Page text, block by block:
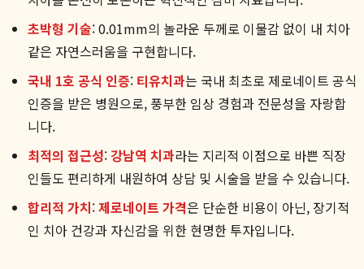
초박형 기술: 0.01mm의 놀라운 두께로 이물감 없이 내 치아
같은 자연스러움을 구현합니다.
국내 1호 공식 인증: 티유치과는 국내 최초로 제로네이트 공식
인증을 받은 병원으로, 풍부한 임상 경험과 전문성을 자랑합
니다.
최적의 접근성:강남역 치과라는 지리적 이점으로 바쁜 직장
인들도 편리하게 내원하여 상담 및 시술을 받을 수 있습니다.
합리적 가치:제로네이트 가격은 단순한 비용이 아닌, 장기적
인 치아 건강과 자신감을 위한 현명한 투자입니다.